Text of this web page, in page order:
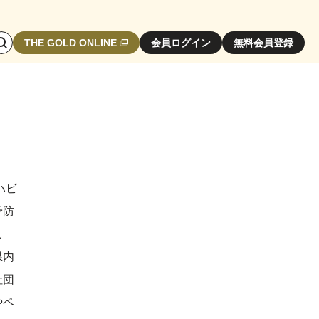
検 THE GOLD ONLINE 会員ログイン 無料会員登録
ビ
防
内
ペ